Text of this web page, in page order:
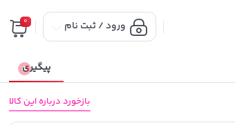
ورود / ثبت نام 0
پیگیری
بازخورد درباره این کالا